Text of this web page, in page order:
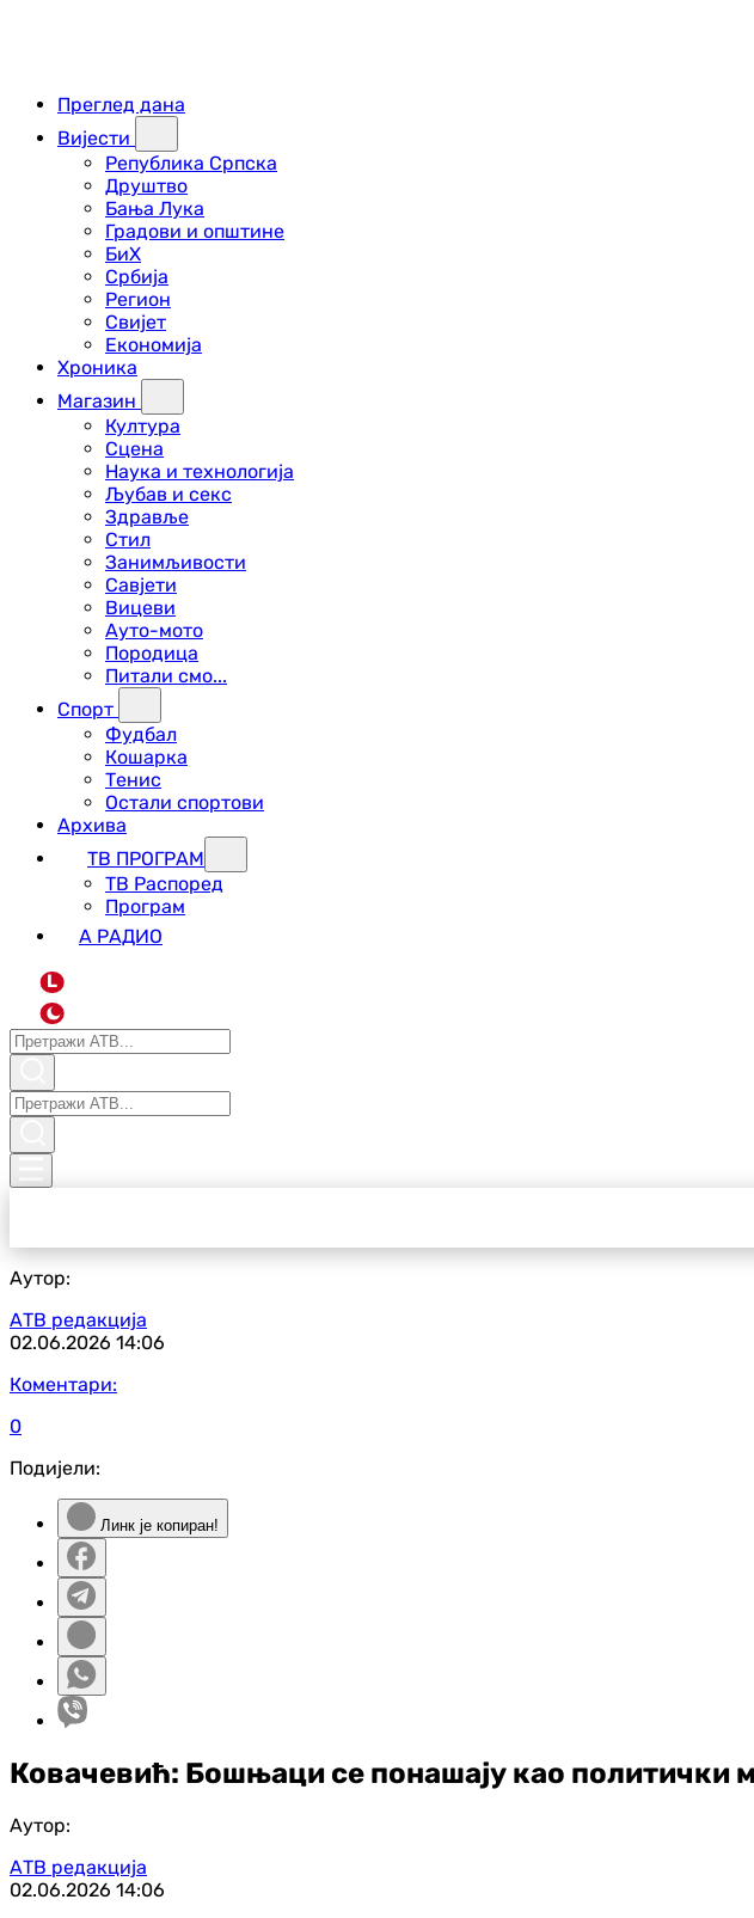
Преглед дана
Вијести
Република Српска
Друштво
Бања Лука
Градови и општине
БиХ
Србија
Регион
Свијет
Економија
Хроника
Магазин
Култура
Сцена
Наука и технологија
Љубав и секс
Здравље
Стил
Занимљивости
Савјети
Вицеви
Ауто-мото
Породица
Питали смо...
Спорт
Фудбал
Кошарка
Тенис
Остали спортови
Архива
ТВ ПРОГРАМ
ТВ Распоред
Програм
А РАДИО
L
Аутор:
АТВ редакција
02.06.2026 14:06
Коментари:
0
Подијели:
Линк је копиран!
Ковачевић: Бошњаци се понашају као политички
Аутор:
АТВ редакција
02.06.2026 14:06